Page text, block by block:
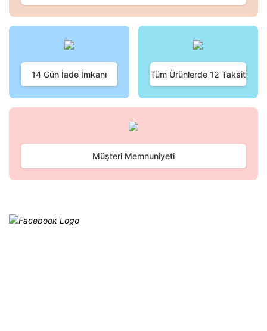
14 Gün İade İmkanı Tüm Ürünlerde 12 Taksit
Müşteri Memnuniyeti